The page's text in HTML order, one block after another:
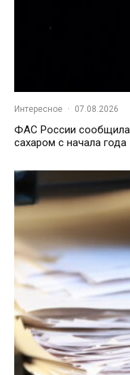
Интересное · 07.08.2026
ФАС России сообщила
сахаром с начала года